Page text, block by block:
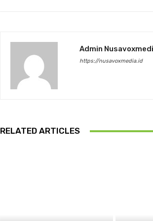
Admin
https://nusavoxmedia.id
RELATED ARTICLES